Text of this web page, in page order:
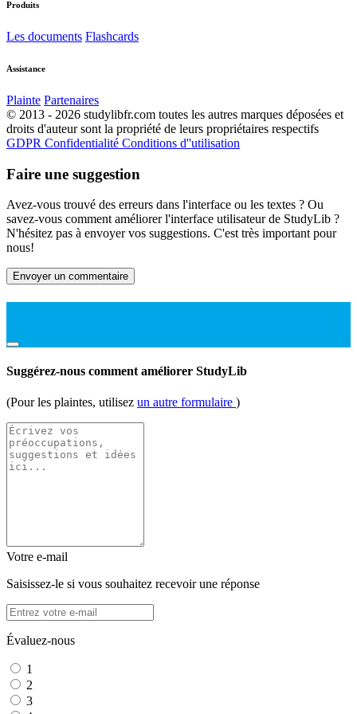
Produits
Les documents Flashcards
Assistance
Plainte Partenaires
© 2013 - 2026 studylibfr.com toutes les autres marques déposées et
droits d'auteur sont la propriété de leurs propriétaires respectifs
GDPR Confidentialité Conditions d''utilisation
Faire une suggestion
Avez-vous trouvé des erreurs dans l'interface ou les textes ? Ou
savez-vous comment améliorer l'interface utilisateur de StudyLib ?
N'hésitez pas à envoyer vos suggestions. C'est très important pour
nous!
Envoyer un commentaire
Suggérez-nous comment améliorer StudyLib
(Pour les plaintes, utilisez un autre formulaire )
Votre e-mail
Saisissez-le si vous souhaitez recevoir une réponse
Évaluez-nous
1
2
3